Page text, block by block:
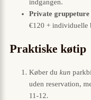
indgangen.
Private gruppeture
€120 + individuelle
Praktiske køtip
Køber du kun
uden reservation,
11-12.